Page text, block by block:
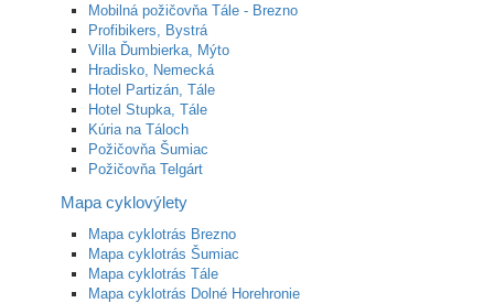
Mobilná požičovňa Tále - Brezno
Profibikers, Bystrá
Villa Ďumbierka, Mýto
Hradisko, Nemecká
Hotel Partizán, Tále
Hotel Stupka, Tále
Kúria na Táloch
Požičovňa Šumiac
Požičovňa Telgárt
Mapa cyklovýlety
Mapa cyklotrás Brezno
Mapa cyklotrás Šumiac
Mapa cyklotrás Tále
Mapa cyklotrás Dolné Horehronie